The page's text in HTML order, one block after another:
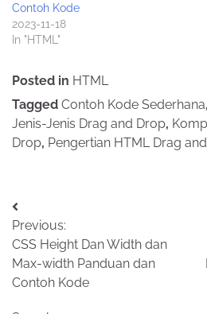
Contoh Kode
2023-11-18
In "HTML"
Posted in HTML
Tagged Contoh Kode Sederhana,
Jenis-Jenis Drag and Drop,
Drop, Pengertian HTML Drag
Post
navigation
Previous:
CSS Height Dan Width dan
Max-width Panduan dan
Contoh Kode